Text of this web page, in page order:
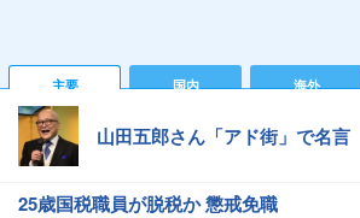
主要 国内 海外
山田五郎さん「アド街」で名言
25歳国税職員が脱税か 懲戒免職